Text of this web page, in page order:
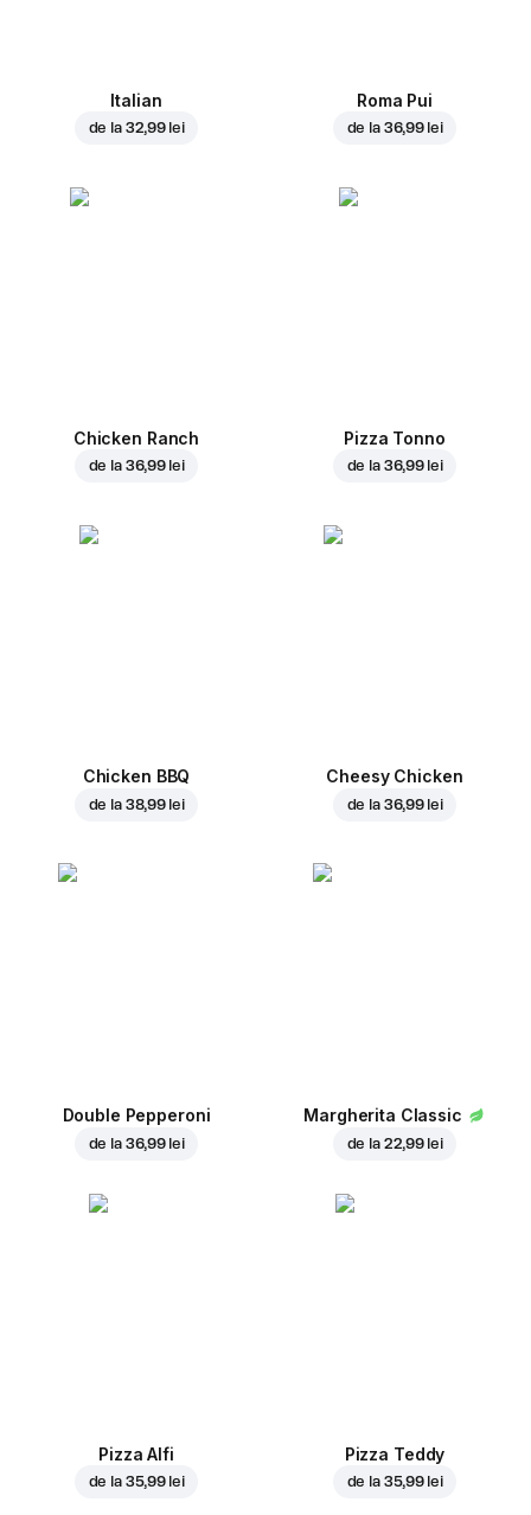
Italian
de la 32,99 lei
Roma Pui
de la 36,99 lei
Chicken Ranch
de la 36,99 lei
Pizza Tonno
de la 36,99 lei
Chicken BBQ
de la 38,99 lei
Cheesy Chicken
de la 36,99 lei
Double Pepperoni
de la 36,99 lei
Margherita Classic
de la 22,99 lei
Pizza Alfi
de la 35,99 lei
Pizza Teddy
de la 35,99 lei